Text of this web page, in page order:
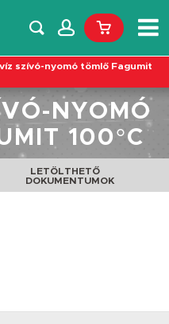
víz szívó-nyomó tömlő Fagumit
NYOMÓ
100°C
LETÖLTHETŐ
DOKUMENTUMOK